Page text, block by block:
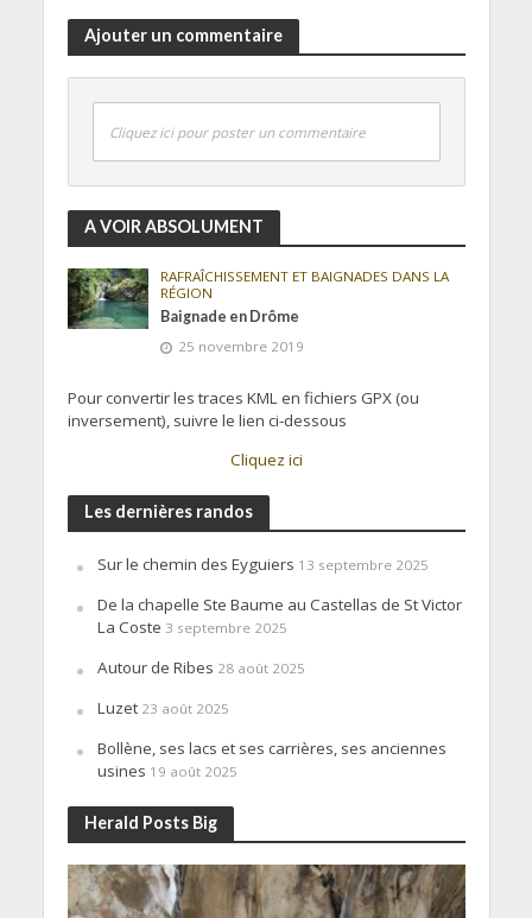
Ajouter un commentaire
Cliquez ici pour poster un commentaire
A VOIR ABSOLUMENT
RAFRAÎCHISSEMENT ET BAIGNADES DANS LA
RÉGION
Baignade en Drôme
25 novembre 2019
Pour convertir les traces KML en fichiers GPX (ou
inversement), suivre le lien ci-dessous
Cliquez ici
Les dernières randos
Sur le chemin des Eyguiers 13 septembre 2025
De la chapelle Ste Baume au Castellas de St Victor
La Coste 3 septembre 2025
Autour de Ribes 28 août 2025
Luzet 23 août 2025
Bollène, ses lacs et ses carrières, ses anciennes
usines 19 août 2025
Herald Posts Big